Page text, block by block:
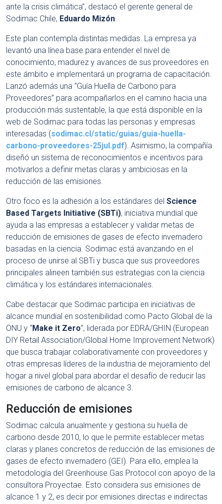
ante la crisis climática”, destacó el gerente general de
Sodimac Chile, Eduardo Mizón
Este plan contempla distintas medidas. La empresa ya
levantó una línea base para entender el nivel de
conocimiento, madurez y avances de sus proveedores en
este ámbito e implementará un programa de capacitación.
Lanzó además una “Guía Huella de Carbono para
Proveedores” para acompañarlos en el camino hacia una
producción más sustentable, la que está disponible en la
web de Sodimac para todas las personas y empresas
interesadas (sodimac.cl/static/guias/guia-huella-
carbono-proveedores-25jul.pdf). Asimismo, la compañía
diseñó un sistema de reconocimientos e incentivos para
motivarlos a definir metas claras y ambiciosas en la
reducción de las emisiones.
Otro foco es la adhesión a los estándares del Science
Based Targets Initiative (SBTi), iniciativa mundial que
ayuda a las empresas a establecer y validar metas de
reducción de emisiones de gases de efecto invernadero
basadas en la ciencia. Sodimac está avanzando en el
proceso de unirse al SBTi y busca que sus proveedores
principales alineen también sus estrategias con la ciencia
climática y los estándares internacionales.
Cabe destacar que Sodimac participa en iniciativas de
alcance mundial en sostenibilidad como Pacto Global de la
ONU y “Make it Zero”, liderada por EDRA/GHIN (European
DIY Retail Association/Global Home Improvement Network)
que busca trabajar colaborativamente con proveedores y
otras empresas líderes de la industria de mejoramiento del
hogar a nivel global para abordar el desafío de reducir las
emisiones de carbono de alcance 3.
Reducción de emisiones
Sodimac calcula anualmente y gestiona su huella de
carbono desde 2010, lo que le permite establecer metas
claras y planes concretos de reducción de las emisiones de
gases de efecto invernadero (GEI). Para ello, emplea la
metodología del Greenhouse Gas Protocol con apoyo de la
consultora Proyectae. Esto considera sus emisiones de
alcance 1 y 2, es decir por emisiones directas e indirectas